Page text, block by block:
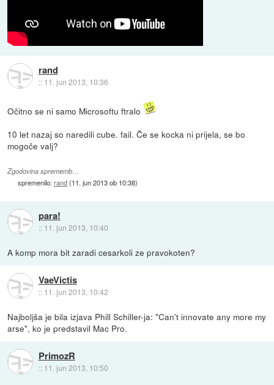
rand
:: 11. jun 2013, 10:36
Očitno se ni samo Microsoftu ftralo
10 let nazaj so naredili cube. fail. Če se kocka ni prijela, se bo
mogoče valj?
Zgodovina sprememb…
spremenilo:rand(11. jun 2013 ob 10:38)
para!
:: 11. jun 2013, 10:40
A komp mora bit zaradi cesarkoli ze pravokoten?
VaeVictis
:: 11. jun 2013, 10:42
Najboljša je bila izjava Phill Schiller-ja: "Can't innovate any more my
arse", ko je predstavil Mac Pro.
PrimozR
:: 11. jun 2013, 10:50